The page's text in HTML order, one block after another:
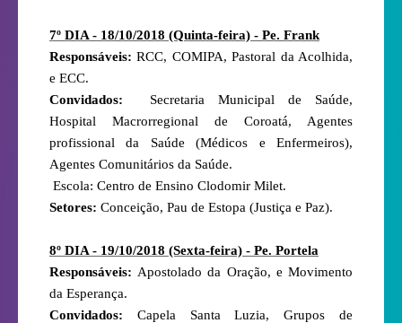
7º DIA - 18/10/2018 (Quinta-feira) - Pe. Frank
Responsáveis:RCC, COMIPA, Pastoral da Acolhida,
e ECC.
Convidados:
Secretaria Municipal de Saúde,
Hospital Macrorregional de Coroatá, Agentes
profissional da Saúde (Médicos e Enfermeiros),
Agentes Comunitários da Saúde.
Escola: Centro de Ensino Clodomir Milet.
Setores: Conceição, Pau de Estopa (Justiça e Paz).
8º DIA - 19/10/2018 (Sexta-feira) - Pe. Portela
Responsáveis: Apostolado da Oração, e Movimento
da Esperança.
Convidados: Capela Santa Luzia, Grupos de